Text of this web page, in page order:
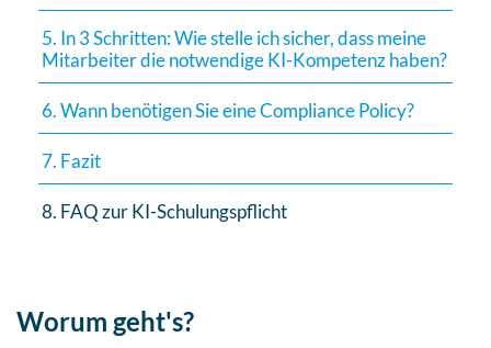
5. In 3 Schritten: Wie stelle ich sicher, dass meine
Mitarbeiter die notwendige KI-Kompetenz haben?
6. Wann benötigen Sie eine Compliance Policy?
7. Fazit
8. FAQ zur KI-Schulungspflicht
Worum geht's?